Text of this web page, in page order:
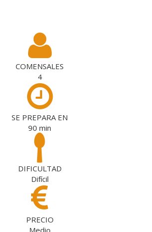
COMENSALES
4
SE PREPARA EN
90 min
DIFICULTAD
Difícil
PRECIO
Medio